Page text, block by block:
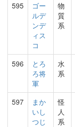
595
ゴー
ルデ
ンデ
ィス
コ
物
質
系
596
とろ
ろ将
軍
水
系
597
まか
いし
つじ
怪
人
系